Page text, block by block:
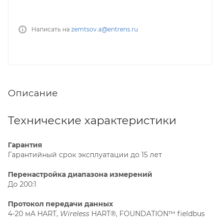
Написать на zemtsov.a@entrens.ru
Описание
Технические характеристики
Гарантия
Гарантийный срок эксплуатации до 15 лет
Перенастройка диапазона измерений
До 200:1
Протокол передачи данных
4-20 мА HART, Wireless HART®, FOUNDATION™ fieldbus